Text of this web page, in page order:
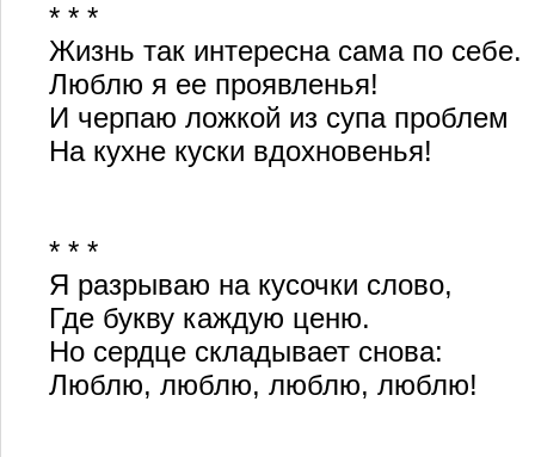
* * *
Жизнь так интересна сама по себе.
Люблю я ее проявленья!
И черпаю ложкой из супа проблем
На кухне куски вдохновенья!
* * *
Я разрываю на кусочки слово,
Где букву каждую ценю.
Но сердце складывает снова:
Люблю, люблю, люблю, люблю!